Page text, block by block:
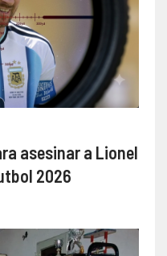
asesinar a Lionel
2026